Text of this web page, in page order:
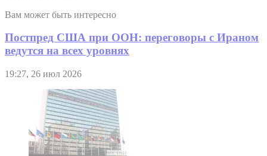
Вам может быть интересно
Постпред США при ООН: переговоры с Ираном
ведутся на всех уровнях
19:27, 26 июл 2026